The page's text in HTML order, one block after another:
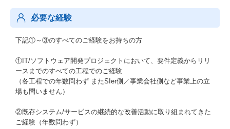
必要な経験
下記①～③のすべてのご経験をお持ちの方
①IT/ソフトウェア開発プロジェクトにおいて、要件定義からリリ
ースまでのすべての工程でのご経験
（各工程での年数問わず またSIer側／事業会社側など事業上の立
場も問いません）
②既存システム/サービスの継続的な改善活動に取り組まれてきた
ご経験（年数問わず）